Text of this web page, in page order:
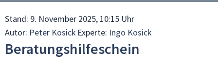
Stand: 9. November 2025, 10:15 Uhr
Autor: Peter Kosick Experte: Ingo Kosick
Beratungshilfeschein